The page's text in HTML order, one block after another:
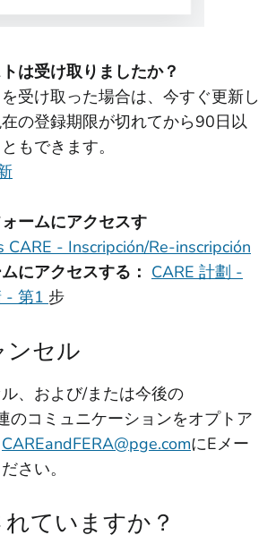
は受け取りましたか？
受け取った場合は、今すぐ更新し
の登録期限が切れてから90日以
もできます。
ームにアクセスす
CARE - Inscripción/Re-inscripción
にアクセスする： CARE 計劃 -
- 第1 步
ンセル
、および/または今後の
のコミュニケーションをオプトア
CAREandFERA@pge.comにEメー
さい。
ていますか？